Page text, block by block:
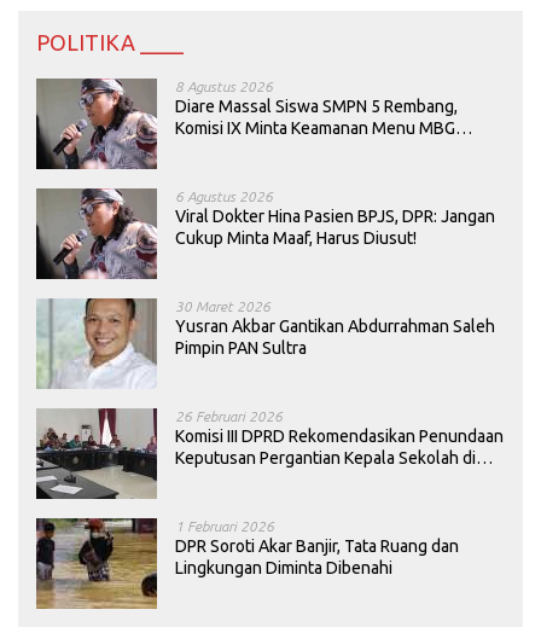
POLITIKA ____
8 Agustus 2026
Diare Massal Siswa SMPN 5 Rembang,
Komisi IX Minta Keamanan Menu MBG
6 Agustus 2026
Viral Dokter Hina Pasien BPJS, DPR: Jangan
Cukup Minta Maaf, Harus Diusut!
30 Maret 2026
Yusran Akbar Gantikan Abdurrahman Saleh
Pimpin PAN Sultra
26 Februari 2026
Komisi III DPRD Rekomendasikan Penundaan
Keputusan Pergantian Kepala Sekolah di
1 Februari 2026
DPR Soroti Akar Banjir, Tata Ruang dan
Lingkungan Diminta Dibenahi